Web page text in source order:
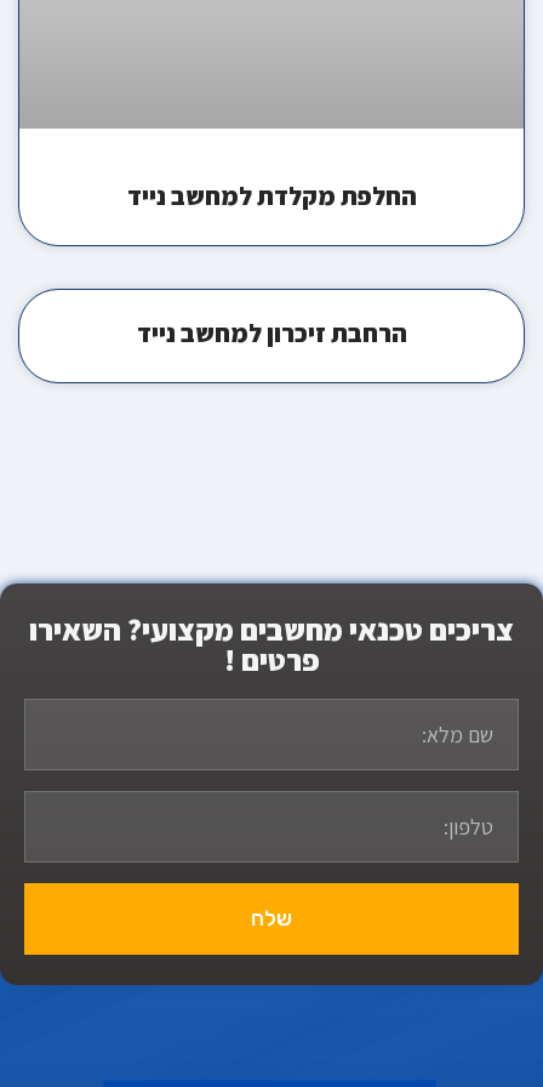
החלפת מקלדת למחשב נייד
הרחבת זיכרון למחשב נייד
צריכים טכנאי מחשבים מקצועי? השאירו
פרטים !
שלח